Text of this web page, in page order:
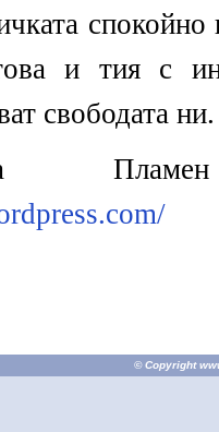
и тия с
свободата ни.
© Copyright